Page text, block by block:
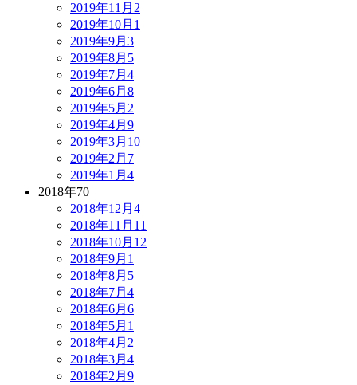
2019年11月 2
2019年10月 1
2019年9月 3
2019年8月 5
2019年7月 4
2019年6月 8
2019年5月 2
2019年4月 9
2019年3月 10
2019年2月 7
2019年1月 4
2018年70
2018年12月 4
2018年11月 11
2018年10月 12
2018年9月 1
2018年8月 5
2018年7月 4
2018年6月 6
2018年5月 1
2018年4月 2
2018年3月 4
2018年2月 9